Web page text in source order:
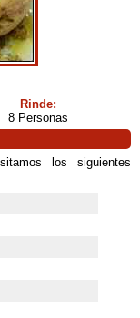
Rinde:
8 Personas
los siguientes